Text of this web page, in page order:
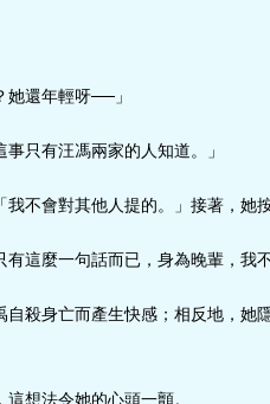
還年輕呀──」
只有汪馮兩家的人知道。」
我不會對其他人提的。」接著，她
有這麼一句話而已，身為晚輩，我
殺身亡而產生快感；相反地，
想法令她的心頭一顫。